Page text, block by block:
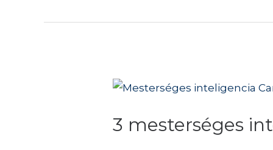
3 mesterséges
3
intelligencia